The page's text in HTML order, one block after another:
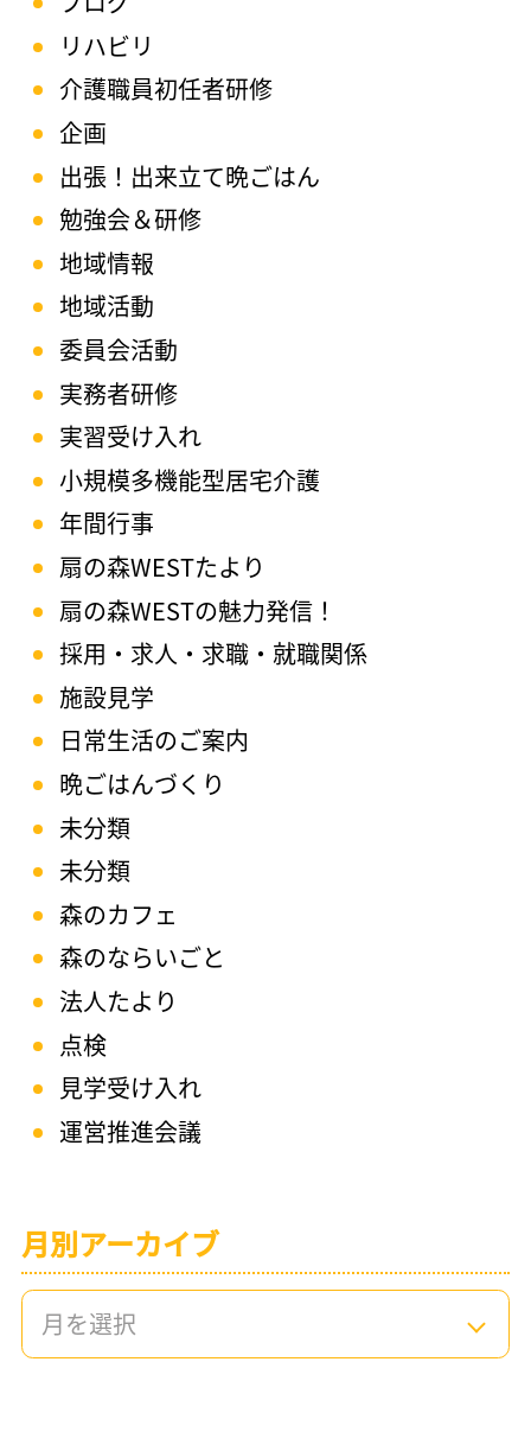
リハビリ
介護職員初任者研修
企画
出張！出来立て晩ごはん
勉強会＆研修
地域情報
地域活動
委員会活動
実務者研修
実習受け入れ
小規模多機能型居宅介護
年間行事
扇の森WESTたより
扇の森WESTの魅力発信！
採用・求人・求職・就職関係
施設見学
日常生活のご案内
晩ごはんづくり
未分類
未分類
森のカフェ
森のならいごと
法人たより
点検
見学受け入れ
運営推進会議
月別アーカイブ